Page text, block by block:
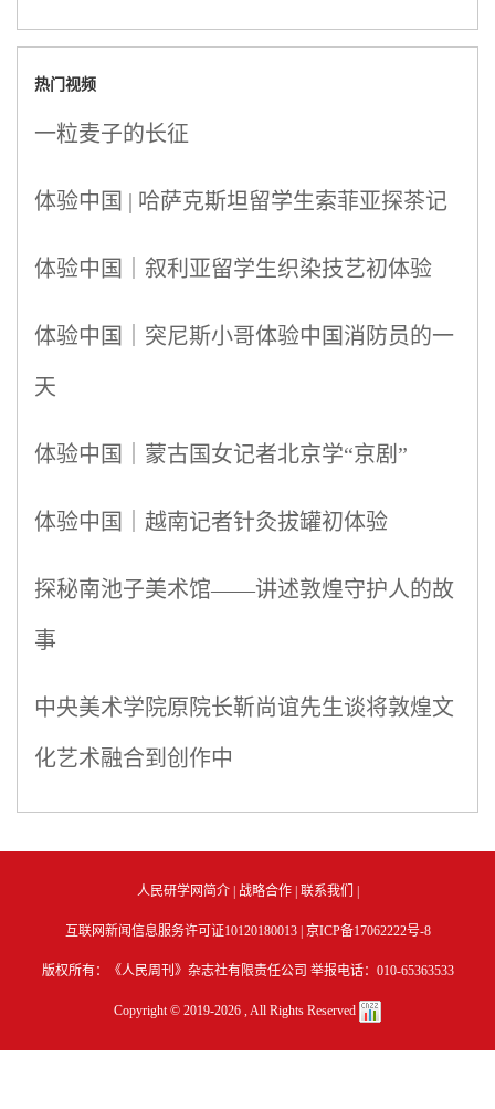
热门视频
一粒麦子的长征
体验中国 | 哈萨克斯坦留学生索菲亚探茶记
体验中国｜叙利亚留学生织染技艺初体验
体验中国｜突尼斯小哥体验中国消防员的一
天
体验中国｜蒙古国女记者北京学“京剧”
体验中国｜越南记者针灸拔罐初体验
探秘南池子美术馆——讲述敦煌守护人的故
事
中央美术学院原院长靳尚谊先生谈将敦煌文
化艺术融合到创作中
人民研学网简介| 战略合作| 联系我们
互联网新闻信息服务许可证10120180013 | 京ICP备17062222号-8
版权所有：《人民周刊》杂志社有限责任公司 举报电话：010-65363533
Copyright © 2019-2026 , All Rights Reserved